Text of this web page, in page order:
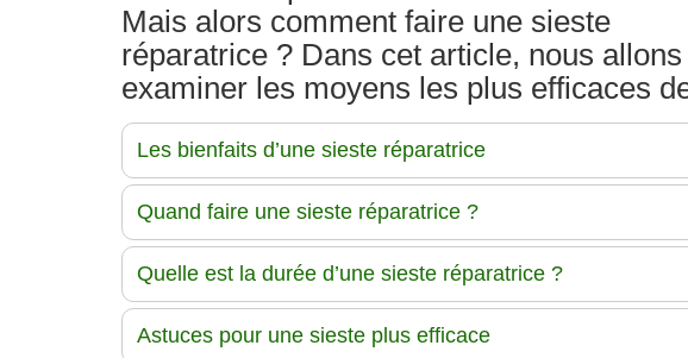
Mais alors comment faire une sieste
réparatrice ? Dans cet article, nous allons
examiner les moyens les plus efficaces
Les bienfaits d’une sieste réparatrice
Quand faire une sieste réparatrice ?
Quelle est la durée d’une sieste réparatrice ?
Astuces pour une sieste plus efficace